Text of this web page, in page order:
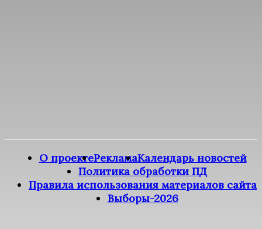
О проектеРекламаКалендарь новостей
Политика обработки ПД
Правила использования материалов сайта
Выборы-2026